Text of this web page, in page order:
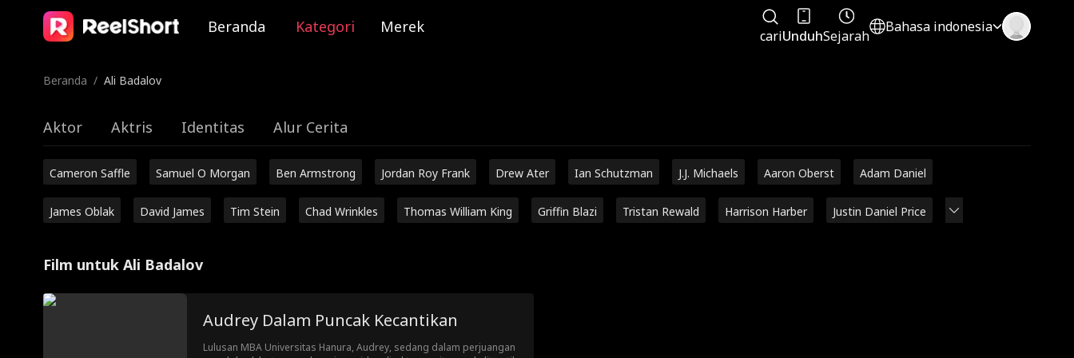
Beranda Kategori Merek cariUnduhSejarah
Bahasa indonesia
Beranda / Ali Badalov
Aktor Aktris Identitas Alur Cerita
Cameron Saffle Samuel O Morgan Ben Armstrong Jordan Roy Frank Drew Ater Ian Schutzman J.J. Michaels Aaron Oberst Adam Daniel
James Oblak David James Tim Stein Chad Wrinkles Thomas William King Griffin Blazi Tristan Rewald Harrison Harber Justin Daniel Price
Film untuk Ali Badalov
Audrey Dalam Puncak Kecantikan
Lulusan MBA Universitas Hanura, Audrey, sedang dalam perjuangan